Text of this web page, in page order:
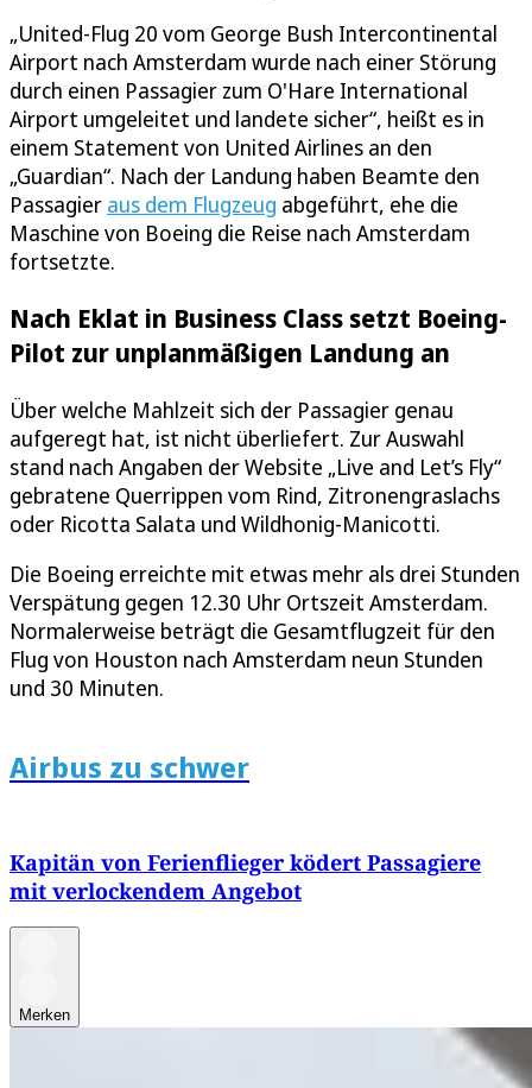
„United-Flug 20 vom George Bush Intercontinental
Airport nach Amsterdam wurde nach einer Störung
durch einen Passagier zum O'Hare International
Airport umgeleitet und landete sicher“, heißt es in
einem Statement von United Airlines an den
„Guardian“. Nach der Landung haben Beamte den
Passagier aus dem Flugzeug abgeführt, ehe die
Maschine von Boeing die Reise nach Amsterdam
fortsetzte.
Nach Eklat in Business Class setzt Boeing-
Pilot zur unplanmäßigen Landung an
Über welche Mahlzeit sich der Passagier genau
aufgeregt hat, ist nicht überliefert. Zur Auswahl
stand nach Angaben der Website „Live and Let’s Fly“
gebratene Querrippen vom Rind, Zitronengraslachs
oder Ricotta Salata und Wildhonig-Manicotti.
Die Boeing erreichte mit etwas mehr als drei Stunden
Verspätung gegen 12.30 Uhr Ortszeit Amsterdam.
Normalerweise beträgt die Gesamtflugzeit für den
Flug von Houston nach Amsterdam neun Stunden
und 30 Minuten.
Airbus zu schwer
Kapitän von Ferienflieger ködert Passagiere
mit verlockendem Angebot
Merken